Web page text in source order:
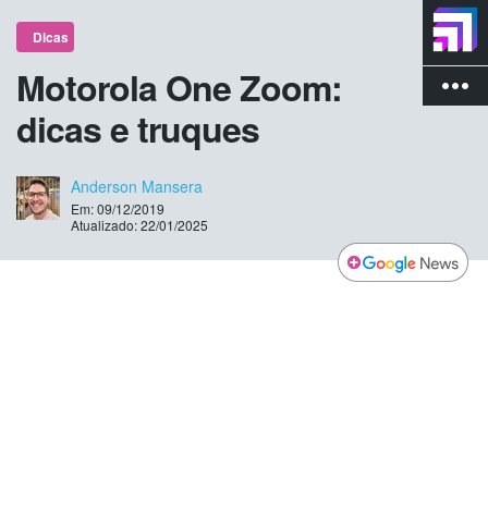
more_vert
Dicas
Motorola One Zoom:
dicas e truques
Anderson Mansera
Em: 09/12/2019
Atualizado: 22/01/2025